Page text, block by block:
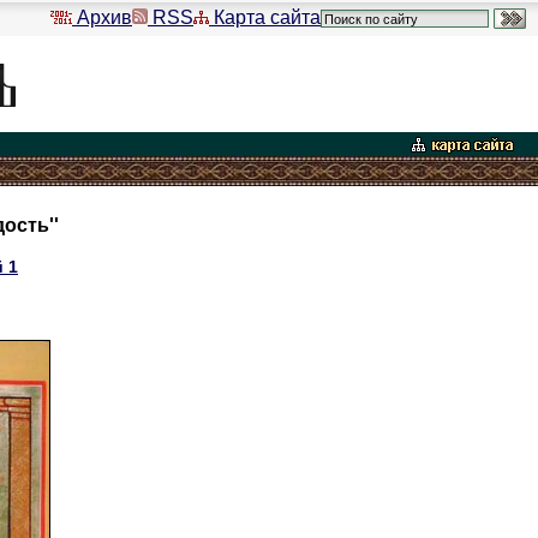
Архив RSS Карта сайта
1